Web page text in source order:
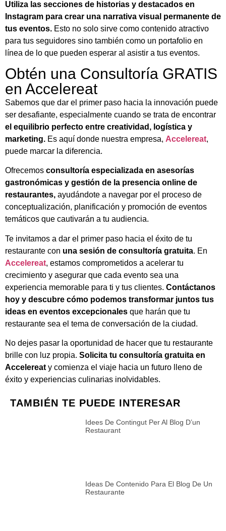
Utiliza las secciones de historias y destacados en
Instagram para crear una narrativa visual permanente de
tus eventos. Esto no solo sirve como contenido atractivo
para tus seguidores sino también como un portafolio en
línea de lo que pueden esperar al asistir a tus eventos.
Obtén una Consultoría GRATIS
en Accelereat
Sabemos que dar el primer paso hacia la innovación puede
ser desafiante, especialmente cuando se trata de encontrar
el equilibrio perfecto entre creatividad, logística y
marketing. Es aquí donde nuestra empresa, Accelereat,
puede marcar la diferencia.
Ofrecemos consultoría especializada en asesorías
gastronómicas y gestión de la presencia online de
restaurantes, ayudándote a navegar por el proceso de
conceptualización, planificación y promoción de eventos
temáticos que cautivarán a tu audiencia.
Te invitamos a dar el primer paso hacia el éxito de tu
restaurante con una sesión de consultoría gratuita. En
Accelereat, estamos comprometidos a acelerar tu
crecimiento y asegurar que cada evento sea una
experiencia memorable para ti y tus clientes. Contáctanos
hoy y descubre cómo podemos transformar juntos tus
ideas en eventos excepcionales que harán que tu
restaurante sea el tema de conversación de la ciudad.
No dejes pasar la oportunidad de hacer que tu restaurante
brille con luz propia. Solicita tu consultoría gratuita en
Accelereat y comienza el viaje hacia un futuro lleno de
éxito y experiencias culinarias inolvidables.
TAMBIÉN TE PUEDE INTERESAR
Idees De Contingut Per Al Blog D’un
Restaurant
Ideas De Contenido Para El Blog De Un
Restaurante